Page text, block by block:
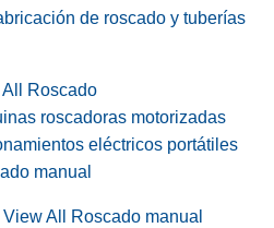
de roscado y tuberías
Roscado
roscadoras motorizadas
eléctricos portátiles
manual
View All Roscado manual